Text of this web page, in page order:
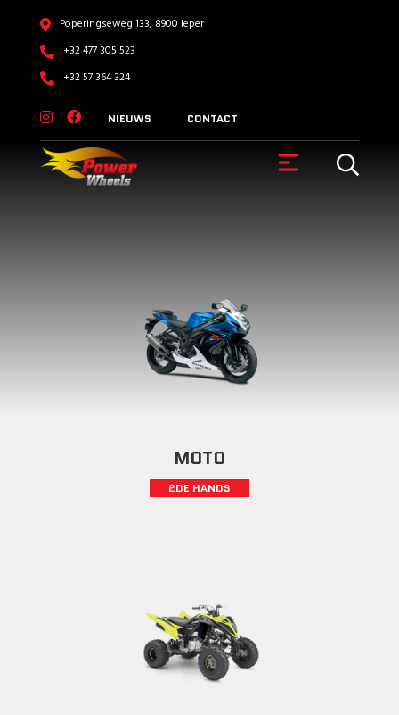
Poperingseweg 133, 8900 Ieper
+32 477 305 523
+32 57 364 324
NIEUWS CONTACT
MOTO
2DE HANDS